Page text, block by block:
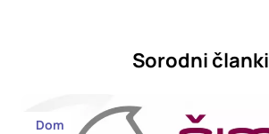
Sorodni članki
Dom